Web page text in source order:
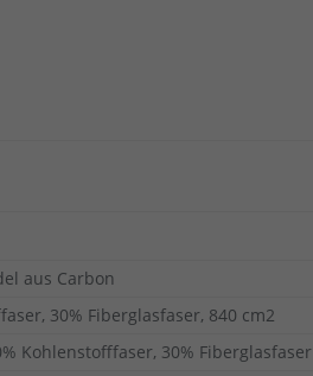
aus Carbon
30% Fiberglasfaser, 840 cm2
Kohlenstofffaser, 30% Fiberglasfaser